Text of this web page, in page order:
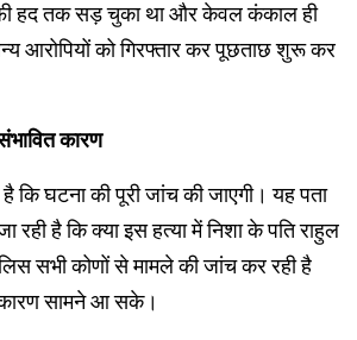
हद तक सड़ चुका था और केवल कंकाल ही
आरोपियों को गिरफ्तार कर पूछताछ शुरू कर
कारण
कि घटना की पूरी जांच की जाएगी। यह पता
रही है कि क्या इस हत्या में निशा के पति राहुल
सभी कोणों से मामले की जांच कर रही है
सामने आ सके।